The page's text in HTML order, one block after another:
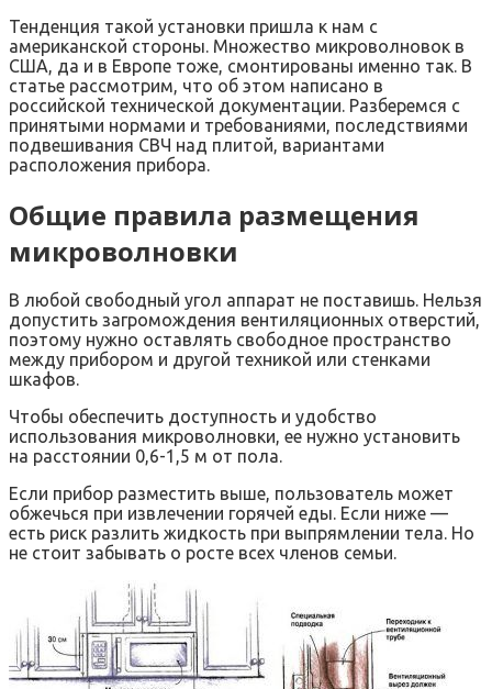
Тенденция такой установки пришла к нам с
американской стороны. Множество микроволновок в
США, да и в Европе тоже, смонтированы именно так. В
статье рассмотрим, что об этом написано в
российской технической документации. Разберемся с
принятыми нормами и требованиями, последствиями
подвешивания СВЧ над плитой, вариантами
расположения прибора.
Общие правила размещения
микроволновки
В любой свободный угол аппарат не поставишь. Нельзя
допустить загромождения вентиляционных отверстий,
поэтому нужно оставлять свободное пространство
между прибором и другой техникой или стенками
шкафов.
Чтобы обеспечить доступность и удобство
использования микроволновки, ее нужно установить
на расстоянии 0,6-1,5 м от пола.
Если прибор разместить выше, пользователь может
обжечься при извлечении горячей еды. Если ниже —
есть риск разлить жидкость при выпрямлении тела. Но
не стоит забывать о росте всех членов семьи.